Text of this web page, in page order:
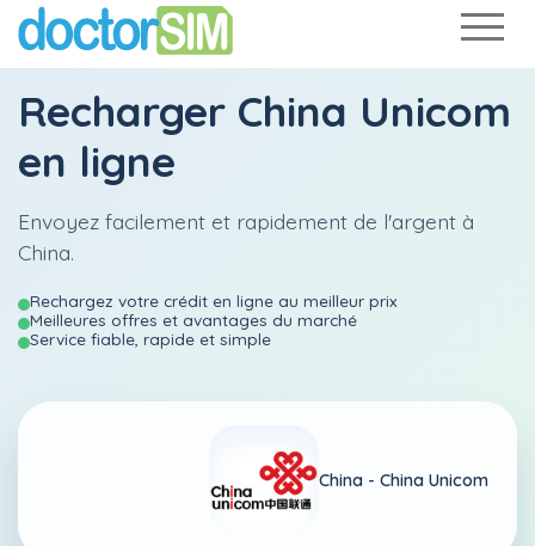
Recharger China Unicom
en ligne
Envoyez facilement et rapidement de l'argent à
China.
Rechargez votre crédit en ligne au meilleur prix
Meilleures offres et avantages du marché
Service fiable, rapide et simple
China - China Unicom